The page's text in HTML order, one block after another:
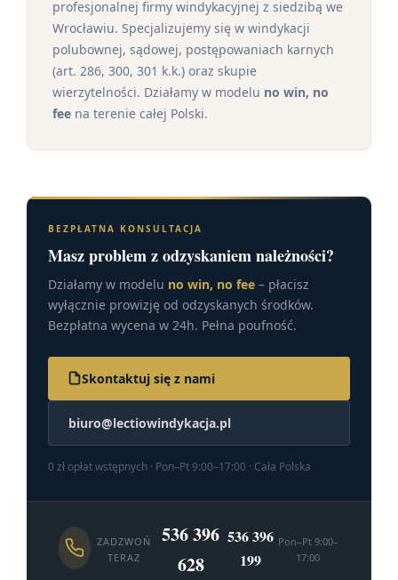
profesjonalnej firmy windykacyjnej z siedzibą we
Wrocławiu. Specjalizujemy się w windykacji
polubownej, sądowej, postępowaniach karnych
(art. 286, 300, 301 k.k.) oraz skupie
wierzytelności. Działamy w modelu no win, no
fee na terenie całej Polski.
BEZPŁATNA KONSULTACJA
Masz problem z odzyskaniem należności?
Działamy w modelu no win, no fee – płacisz
wyłącznie prowizję od odzyskanych środków.
Bezpłatna wycena w 24h. Pełna poufność.
Skontaktuj się z nami
biuro@lectiowindykacja.pl
0 zł opłat wstępnych · Pon–Pt 9:00–17:00 · Cała Polska
ZADZWOŃ
TERAZ
536 396
628
536 396
199
Pon–Pt 9:00–
17:00